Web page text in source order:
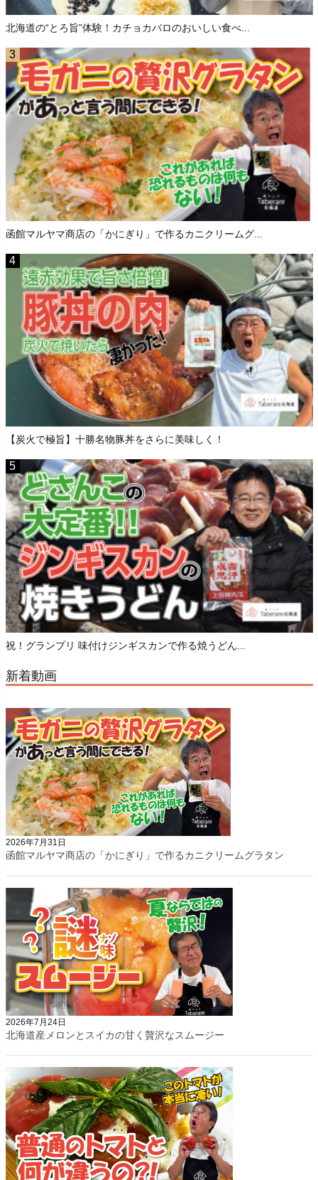
北海道の“とろ旨”体験！カチョカバロのおいしい食べ...
函館マルヤマ商店の「かにぎり」で作るカニクリームグ...
【炭火で極旨】十勝名物豚丼をさらに美味しく！
祝！グランプリ 味付けジンギスカンで作る焼うどん...
新着動画
2026年7月31日
函館マルヤマ商店の「かにぎり」で作るカニクリームグラタン
2026年7月24日
北海道産メロンとスイカの甘く贅沢なスムージー